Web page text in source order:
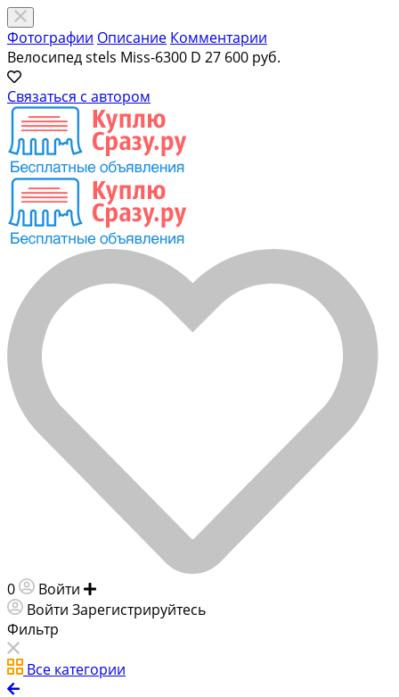
Фотографии Описание Комментарии
Велосипед stels Miss-6300 D 27 600 руб.
Связаться с автором
0 Войти
Войти Зарегистрируйтесь
Фильтр
Все категории